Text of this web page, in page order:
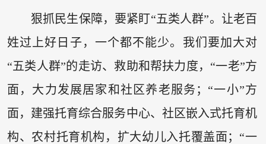
狠抓民生保障，要紧盯“五类人群”。让老百
姓过上好日子，一个都不能少。我们要加大对
“五类人群”的走访、救助和帮扶力度，“一老”方
面，大力发展居家和社区养老服务；“一小”方
面，建强托育综合服务中心、社区嵌入式托育机
构、农村托育机构，扩大幼儿入托覆盖面；“一